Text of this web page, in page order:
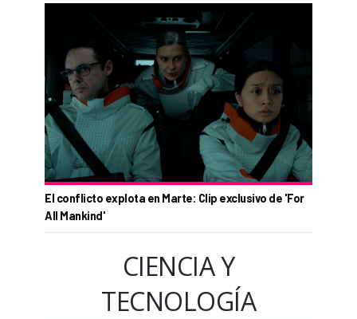
El conflicto explota en Marte: Clip exclusivo de 'For
All Mankind'
CIENCIA Y
TECNOLOGÍA